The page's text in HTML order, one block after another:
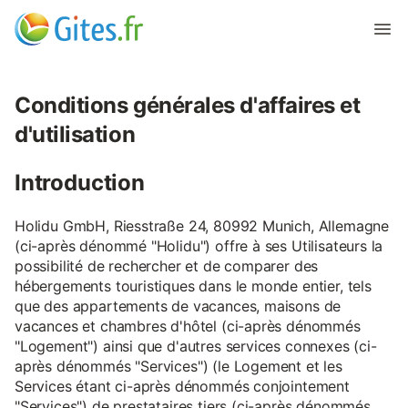
Conditions générales d'affaires et
d'utilisation
Introduction
Holidu GmbH, Riesstraße 24, 80992 Munich, Allemagne
(ci-après dénommé "Holidu") offre à ses Utilisateurs la
possibilité de rechercher et de comparer des
hébergements touristiques dans le monde entier, tels
que des appartements de vacances, maisons de
vacances et chambres d'hôtel (ci-après dénommés
"Logement") ainsi que d'autres services connexes (ci-
après dénommés "Services") (le Logement et les
Services étant ci-après dénommés conjointement